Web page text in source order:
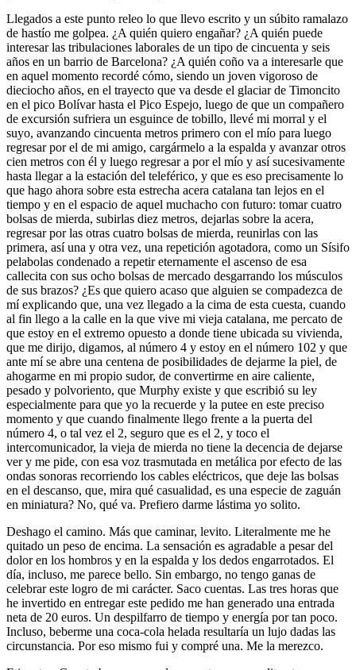
Llegados a este punto releo lo que llevo escrito y un súbito ramalazo
de hastío me golpea. ¿A quién quiero engañar? ¿A quién puede
interesar las tribulaciones laborales de un tipo de cincuenta y seis
años en un barrio de Barcelona? ¿A quién coño va a interesarle que
en aquel momento recordé cómo, siendo un joven vigoroso de
dieciocho años, en el trayecto que va desde el glaciar de Timoncito
en el pico Bolívar hasta el Pico Espejo, luego de que un compañero
de excursión sufriera un esguince de tobillo, llevé mi morral y el
suyo, avanzando cincuenta metros primero con el mío para luego
regresar por el de mi amigo, cargármelo a la espalda y avanzar otros
cien metros con él y luego regresar a por el mío y así sucesivamente
hasta llegar a la estación del teleférico, y que es eso precisamente lo
que hago ahora sobre esta estrecha acera catalana tan lejos en el
tiempo y en el espacio de aquel muchacho con futuro: tomar cuatro
bolsas de mierda, subirlas diez metros, dejarlas sobre la acera,
regresar por las otras cuatro bolsas de mierda, reunirlas con las
primera, así una y otra vez, una repetición agotadora, como un Sísifo
pelabolas condenado a repetir eternamente el ascenso de esa
callecita con sus ocho bolsas de mercado desgarrando los músculos
de sus brazos? ¿Es que quiero acaso que alguien se compadezca de
mí explicando que, una vez llegado a la cima de esta cuesta, cuando
al fin llego a la calle en la que vive mi vieja catalana, me percato de
que estoy en el extremo opuesto a donde tiene ubicada su vivienda,
que me dirijo, digamos, al número 4 y estoy en el número 102 y que
ante mí se abre una centena de posibilidades de dejarme la piel, de
ahogarme en mi propio sudor, de convertirme en aire caliente,
pesado y polvoriento, que Murphy existe y que escribió su ley
especialmente para que yo la recuerde y la putee en este preciso
momento y que cuando finalmente llego frente a la puerta del
número 4, o tal vez el 2, seguro que es el 2, y toco el
intercomunicador, la vieja de mierda no tiene la decencia de dejarse
ver y me pide, con esa voz trasmutada en metálica por efecto de las
ondas sonoras recorriendo los cables eléctricos, que deje las bolsas
en el descanso, que, mira qué casualidad, es una especie de zaguán
en miniatura? No, qué va. Prefiero darme lástima yo solito.
Deshago el camino. Más que caminar, levito. Literalmente me he
quitado un peso de encima. La sensación es agradable a pesar del
dolor en los hombros y en la espalda y los dedos engarrotados. El
día, incluso, me parece bello. Sin embargo, no tengo ganas de
celebrar este logro de mi carácter. Saco cuentas. Las tres horas que
he invertido en entregar este pedido me han generado una entrada
neta de 20 euros. Un despilfarro de tiempo y energía por tan poco.
Incluso, beberme una coca-cola helada resultaría un lujo dadas las
circunstancia. Por eso mismo fui y compré una. Me la merezco.